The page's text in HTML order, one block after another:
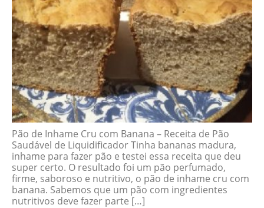
Pão de Inhame Cru com Banana – Receita de Pão
Saudável de Liquidificador Tinha bananas madura,
inhame para fazer pão e testei essa receita que deu
super certo. O resultado foi um pão perfumado,
firme, saboroso e nutritivo, o pão de inhame cru com
banana. Sabemos que um pão com ingredientes
nutritivos deve fazer parte […]